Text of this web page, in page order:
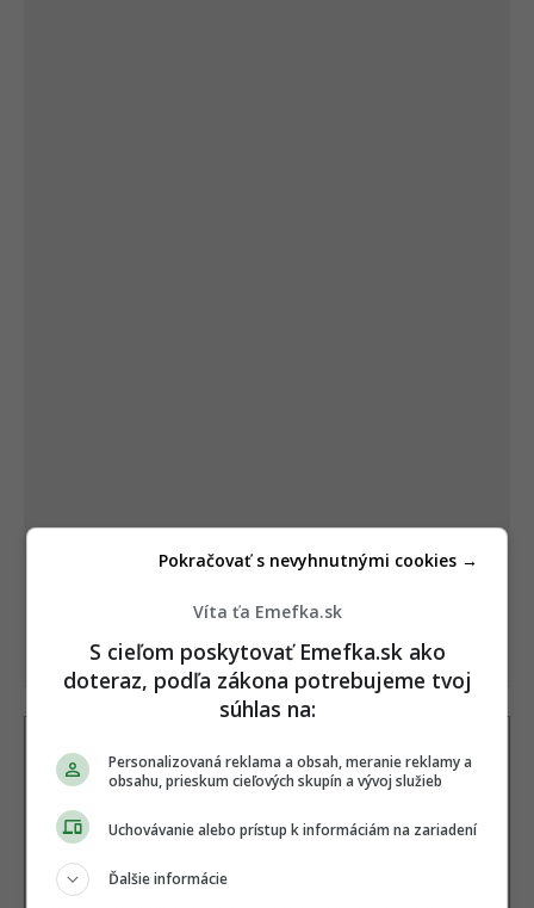
DUŠAN ŠUTARÍK
Bratislave. Vďaka odbornému vhľadu do réžie,
dramaturgie a scenáristiky priná
Víta ťa Emefka.sk
S cieľom poskytovať Emefka.sk ako
doteraz, podľa zákona potrebujeme tvoj
súhlas na:
Personalizovaná reklama a obsah, meranie reklamy a
obsahu, prieskum cieľových skupín a vývoj služieb
Uchovávanie alebo prístup k informáciám na zariadení
Ďalšie informácie
Pokračovať s nevyhnutnými cookies →